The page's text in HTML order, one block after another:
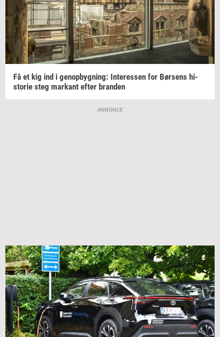
Få et kig ind i genop­byg­ning: In­ter­es­sen for Bør­sens hi­
sto­rie steg mar­kant efter bran­den
ANNONCE